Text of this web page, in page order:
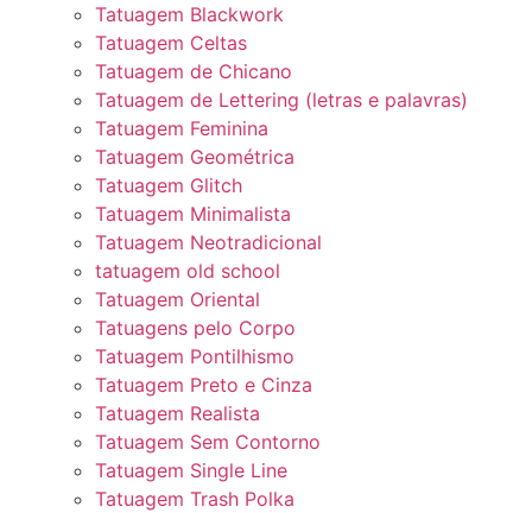
Tatuagem Blackwork
Tatuagem Celtas
Tatuagem de Chicano
Tatuagem de Lettering (letras e palavras)
Tatuagem Feminina
Tatuagem Geométrica
Tatuagem Glitch
Tatuagem Minimalista
Tatuagem Neotradicional
tatuagem old school
Tatuagem Oriental
Tatuagens pelo Corpo
Tatuagem Pontilhismo
Tatuagem Preto e Cinza
Tatuagem Realista
Tatuagem Sem Contorno
Tatuagem Single Line
Tatuagem Trash Polka